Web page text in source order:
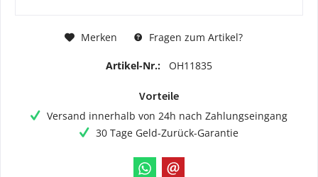
Merken Fragen zum Artikel?
Artikel-Nr.: OH11835
Vorteile
Versand innerhalb von 24h nach Zahlungseingang
30 Tage Geld-Zurück-Garantie